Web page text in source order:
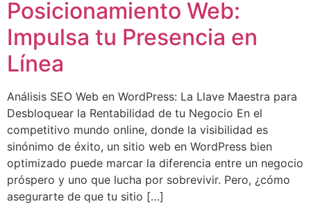
Posicionamiento Web:
Impulsa tu Presencia en
Línea
Análisis SEO Web en WordPress: La Llave Maestra para
Desbloquear la Rentabilidad de tu Negocio En el
competitivo mundo online, donde la visibilidad es
sinónimo de éxito, un sitio web en WordPress bien
optimizado puede marcar la diferencia entre un negocio
próspero y uno que lucha por sobrevivir. Pero, ¿cómo
asegurarte de que tu sitio […]